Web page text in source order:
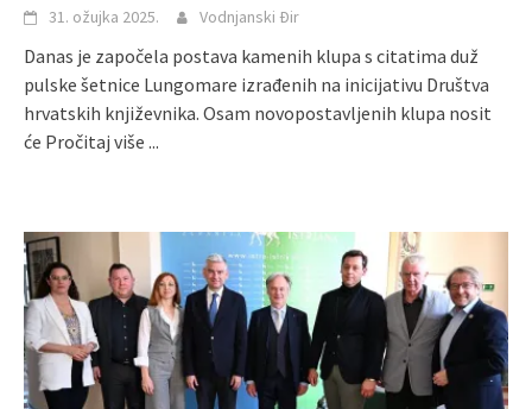
31. ožujka 2025. Vodnjanski Đir
Danas je započela postava kamenih klupa s citatima duž
pulske šetnice Lungomare izrađenih na inicijativu Društva
hrvatskih književnika. Osam novopostavljenih klupa nosit
će Pročitaj više ...